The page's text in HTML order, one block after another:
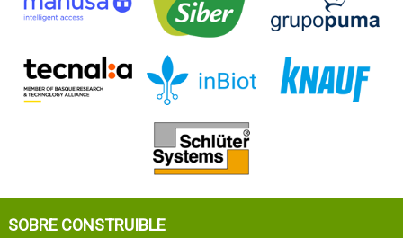
SOBRE CONSTRUIBLE